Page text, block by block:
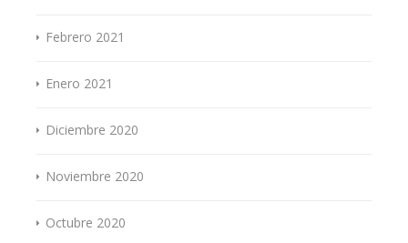
Febrero 2021
Enero 2021
Diciembre 2020
Noviembre 2020
Octubre 2020